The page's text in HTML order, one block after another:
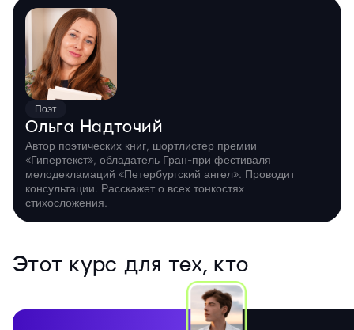
Поэт
Ольга Надточий
Автор поэтических книг, шортлистер премии
«Гипертекст», обладатель Гран-при фестиваля
мелодекламаций «Петербургский ангел». Проводит
консультации. Расскажет о всех тонкостях
стихосложения.
Этот курс для тех, кто